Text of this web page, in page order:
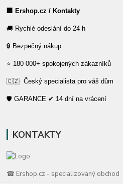
🏢 Ershop.cz / Kontakty
🚚 Rychlé odeslání do 24 h
🔒 Bezpečný nákup
⭐ 180 000+ spokojených zákazníků
🇨🇿 Český specialista pro váš dům
🛡️ GARANCE ✔ 14 dní na vrácení
KONTAKTY
☎ Ershop.cz - specializovaný obchod